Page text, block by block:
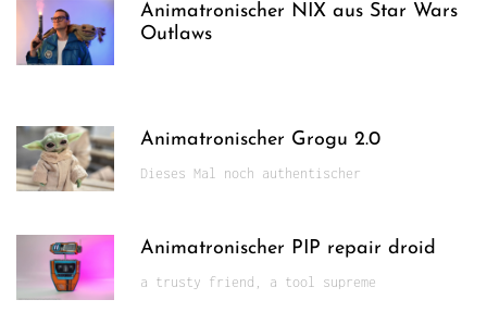
Animatronischer NIX aus Star Wars
Outlaws
Animatronischer Grogu 2.0
Dieses Mal noch authentischer
Animatronischer PIP repair droid
a trusty friend, a tool supreme